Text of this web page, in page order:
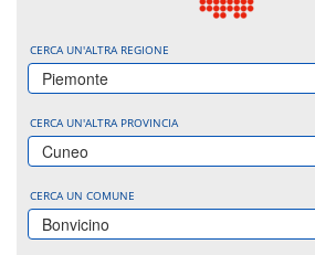
CERCA UN'ALTRA REGIONE
Piemonte
CERCA UN'ALTRA PROVINCIA
Cuneo
CERCA UN COMUNE
Bonvicino